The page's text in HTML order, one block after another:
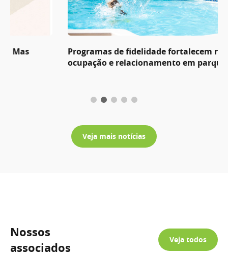
Programas de fidelidade fortalecem receita,
ocupação e relacionamento em parques e hotéis
Veja mais notícias
Nossos
associados
Veja todos